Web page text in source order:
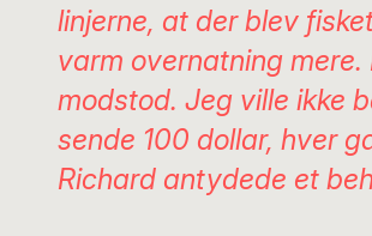
linjerne, at der blev
varm overnatning mere.
modstod. Jeg ville ikke
sende 100 dollar, hver
Richard antydede et